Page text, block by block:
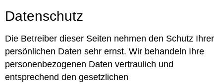
Datenschutz
Die Betreiber dieser Seiten nehmen den Schutz Ihrer
persönlichen Daten sehr ernst. Wir behandeln Ihre
personenbezogenen Daten vertraulich und
entsprechend den gesetzlichen